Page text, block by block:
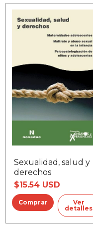
Sexualidad, salud y
derechos
$15.54 USD
Ver
detalles